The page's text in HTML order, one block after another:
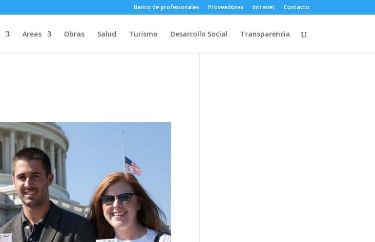
Banco de profesionales Proveedores Intranet Contacto
Areas Obras Salud Turismo Desarrollo Social Transparencia